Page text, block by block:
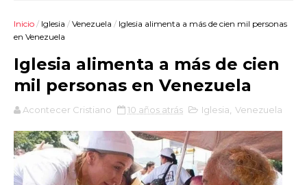
Inicio / Iglesia / Venezuela / Iglesia alimenta a más de cien mil personas
en Venezuela
Iglesia alimenta a más de cien
mil personas en Venezuela
Acontecer Cristiano 10 años atrás Iglesia Venezuela